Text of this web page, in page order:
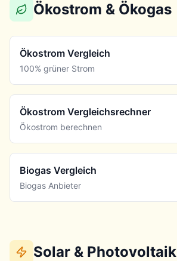
Ökostrom & Ökogas
Ökostrom Vergleich
100% grüner Strom
Ökostrom Vergleichsrechner
Ökostrom berechnen
Biogas Vergleich
Biogas Anbieter
Solar & Photovoltaik